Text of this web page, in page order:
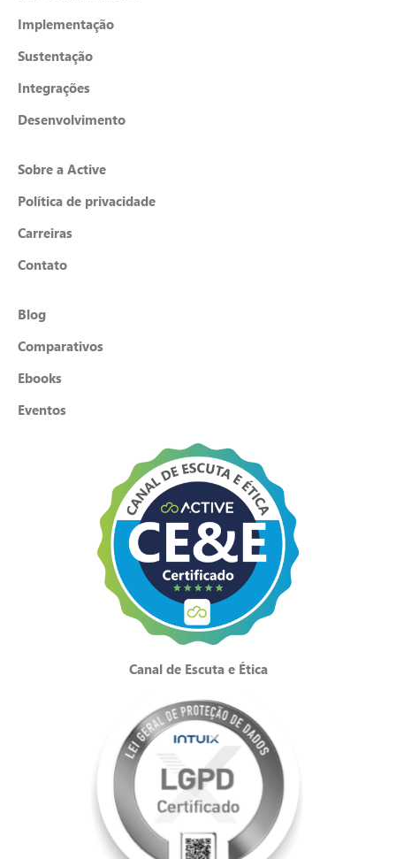
Implementação
Sustentação
Integrações
Desenvolvimento
Sobre a Active
Política de privacidade
Carreiras
Contato
Blog
Comparativos
Ebooks
Eventos
Canal de Escuta e Ética